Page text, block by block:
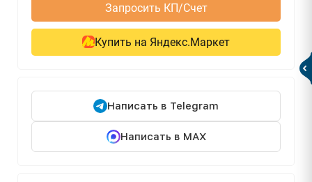
Запросить КП/Счет
Купить на Яндекс.Маркет
Написать в Telegram
Написать в MAX